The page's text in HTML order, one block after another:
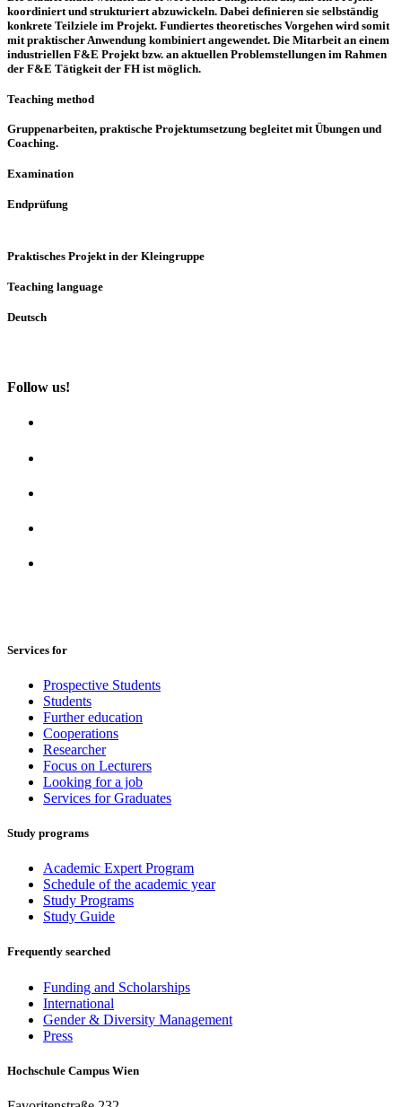
koordiniert und strukturiert abzuwickeln. Dabei definieren sie selbständig
konkrete Teilziele im Projekt. Fundiertes theoretisches Vorgehen wird somit
mit praktischer Anwendung kombiniert angewendet. Die Mitarbeit an einem
industriellen F&E Projekt bzw. an aktuellen Problemstellungen im Rahmen
der F&E Tätigkeit der FH ist möglich.
Teaching method
Gruppenarbeiten, praktische Projektumsetzung begleitet mit Übungen und
Coaching.
Examination
Endprüfung
Praktisches Projekt in der Kleingruppe
Teaching language
Deutsch
Follow us!
Services for
Prospective Students
Students
Further education
Cooperations
Researcher
Focus on Lecturers
Looking for a job
Services for Graduates
Study programs
Academic Expert Program
Schedule of the academic year
Study Programs
Study Guide
Frequently searched
Funding and Scholarships
International
Gender & Diversity Management
Press
Hochschule Campus Wien